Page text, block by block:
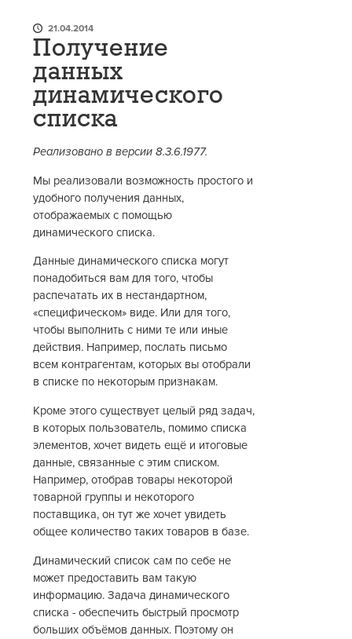
21.04.2014
Получение
данных
динамического
списка
Реализовано в версии 8.3.6.1977.
Мы реализовали возможность простого и
удобного получения данных,
отображаемых с помощью
динамического списка.
Данные динамического списка могут
понадобиться вам для того, чтобы
распечатать их в нестандартном,
«специфическом» виде. Или для того,
чтобы выполнить с ними те или иные
действия. Например, послать письмо
всем контрагентам, которых вы отобрали
в списке по некоторым признакам.
Кроме этого существует целый ряд задач,
в которых пользователь, помимо списка
элементов, хочет видеть ещё и итоговые
данные, связанные с этим списком.
Например, отобрав товары некоторой
товарной группы и некоторого
поставщика, он тут же хочет увидеть
общее количество таких товаров в базе.
Динамический список сам по себе не
может предоставить вам такую
информацию. Задача динамического
списка - обеспечить быстрый просмотр
больших объёмов данных. Поэтому он